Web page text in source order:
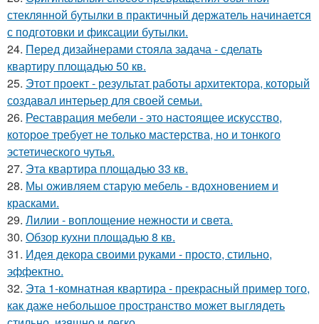
стеклянной бутылки в практичный держатель начинается
с подготовки и фиксации бутылки.
24. Перед дизайнерами стояла задача - сделать
квартиру площадью 50 кв.
25. Этот проект - результат работы архитектора, который
создавал интерьер для своей семьи.
26. Реставрация мебели - это настоящее искусство,
которое требует не только мастерства, но и тонкого
эстетического чутья.
27. Эта квартира площадью 33 кв.
28. Мы оживляем старую мебель - вдохновением и
красками.
29. Лилии - воплощение нежности и света.
30. Обзор кухни площадью 8 кв.
31. Идея декора своими руками - просто, стильно,
эффектно.
32. Эта 1-комнатная квартира - прекрасный пример того,
как даже небольшое пространство может выглядеть